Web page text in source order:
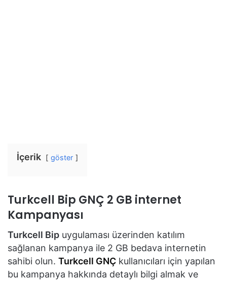
İçerik göster
Turkcell Bip GNÇ 2 GB internet
Kampanyası
Turkcell Bip uygulaması üzerinden katılım
sağlanan kampanya ile 2 GB bedava internetin
sahibi olun. Turkcell GNÇ kullanıcıları için yapılan
bu kampanya hakkında detaylı bilgi almak ve